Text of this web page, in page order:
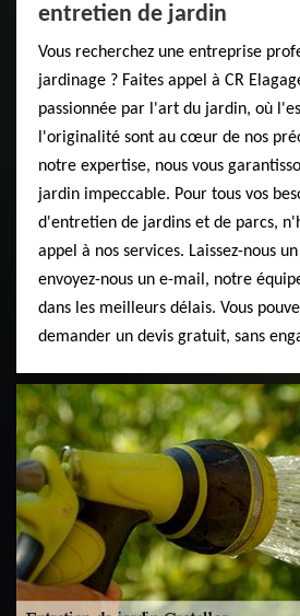
entretien de jardin
Vous recherchez une entreprise
jardinage ? Faites appel à CR
passionnée par l'art du jardin, où
l'originalité sont au cœur de nos
notre expertise, nous vous
jardin impeccable. Pour tous vos
d'entretien de jardins et de parcs,
appel à nos services. Laissez-nous
envoyez-nous un e-mail, notre
dans les meilleurs délais. Vous
demander un devis gratuit, sans